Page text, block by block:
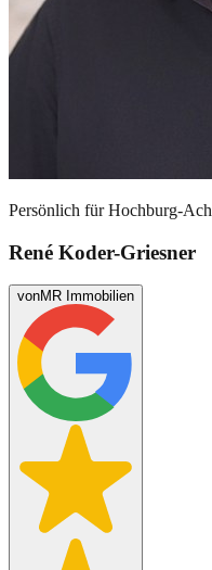
Persönlich fürHochburg-Ach
René Koder-Griesner
vonMR Immobilien